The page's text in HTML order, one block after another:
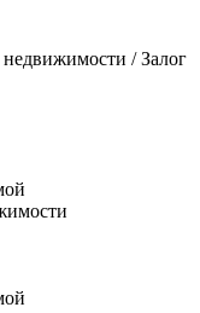
недвижимости / Залог